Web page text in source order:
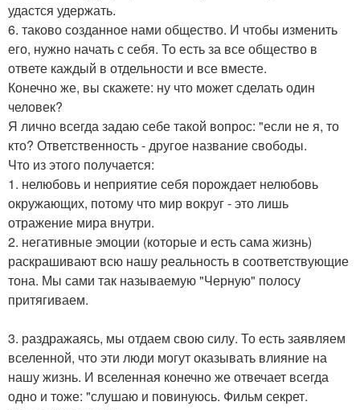
удастся удержать.
6. таково созданное нами общество. И чтобы изменить
его, нужно начать с себя. То есть за все общество в
ответе каждый в отдельности и все вместе.
Конечно же, вы скажете: ну что может сделать один
человек?
Я лично всегда задаю себе такой вопрос: "если не я, то
кто? Ответственность - другое название свободы.
Что из этого получается:
1. нелюбовь и неприятие себя порождает нелюбовь
окружающих, потому что мир вокруг - это лишь
отражение мира внутри.
2. негативные эмоции (которые и есть сама жизнь)
раскрашивают всю нашу реальность в соответствующие
тона. Мы сами так называемую "Черную" полосу
притягиваем.
3. раздражаясь, мы отдаем свою силу. То есть заявляем
вселенной, что эти люди могут оказывать влияние на
нашу жизнь. И вселенная конечно же отвечает всегда
одно и тоже: "слушаю и повинуюсь. Фильм секрет.